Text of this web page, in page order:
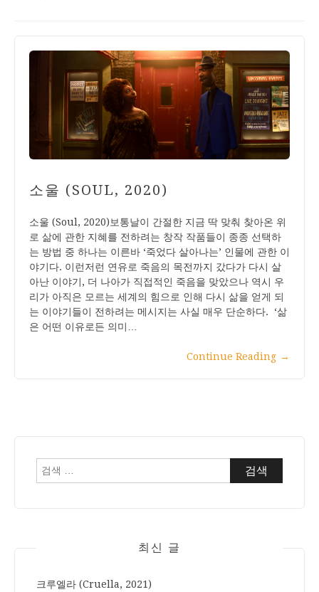
소울 (SOUL, 2020)
소울 (Soul, 2020)보통날이 간절한 지금 딱 맞춰 찾아온 위
로 삶에 관한 지혜를 전하려는 창작 작품들이 종종 선택하
는 방법 중 하나는 이른바 ‘죽었다 살아나는’ 인물에 관한 이
야기다. 이런저런 연유로 죽음의 목전까지 갔다가 다시 살
아난 이야기, 더 나아가 직접적인 죽음을 맞았으나 역시 우
리가 아직은 모르는 세계의 힘으로 인해 다시 삶을 얻게 되
는 이야기들이 전하려는 메시지는 사실 매우 단순하다. ‘삶
은 어떤 이유로든 의미…
Continue Reading →
검
최신 글
크루엘라 (Cruella, 2021)